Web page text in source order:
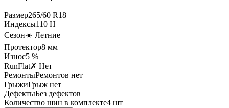
Размер265/60 R18
Индексы110 H
Сезон☀️ Летние
Протектор8 мм
Износ5 %
RunFlat✗ Нет
РемонтыРемонтов нет
ГрыжиГрыж нет
ДефектыБез дефектов
Количество шин в комплекте4 шт